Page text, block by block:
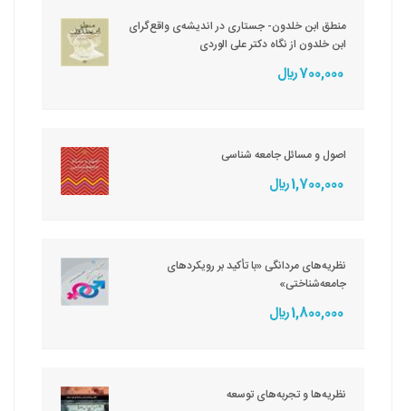
منطق ابن خلدون- جستاری در اندیشه‌ی واقع‌گرای
ابن خلدون از نگاه دکتر علی الوردی
700,000 ريال
اصول و مسائل جامعه شناسی
1,700,000 ريال
نظریه‌های مردانگی «با تأکید بر رویکردهای
جامعه‌شناختی»
1,800,000 ريال
نظریه‌ها و تجربه‌های توسعه